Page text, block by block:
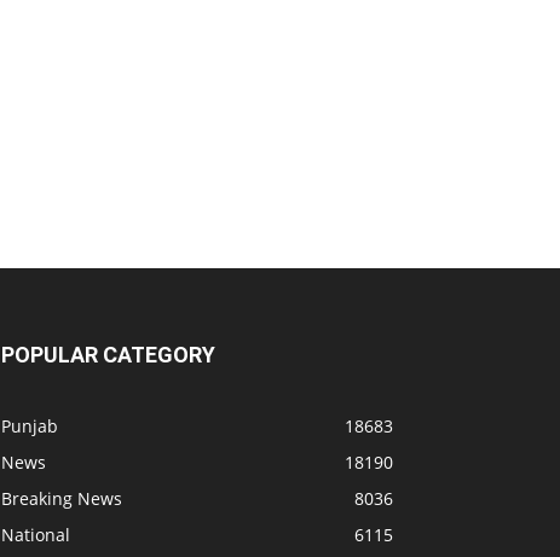
POPULAR CATEGORY
Punjab
18683
News
18190
Breaking News
8036
National
6115